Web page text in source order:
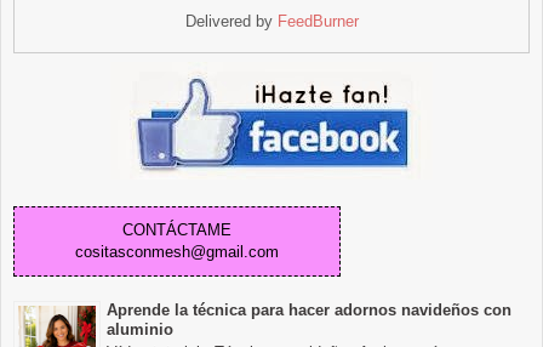
Delivered by FeedBurner
CONTÁCTAME
cositasconmesh@gmail.com
Aprende la técnica para hacer adornos navideños con
aluminio